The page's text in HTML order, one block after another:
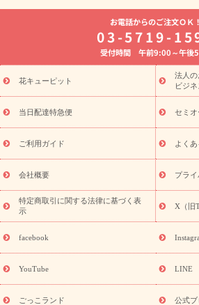
よく贈られる花
お祝いの花特集
8月の誕生花(トルコキキョウ)
開店・開
お供え・お悔やみ お供え・
通夜・葬儀に贈る花
ーブドフラワー
季節のイベント
ひま
特集
お盆 花（新盆・初盆） 季節の
盆・初盆）
お盆 花（新盆・初盆）
お
フト
お盆・お供え プリザーブドフラワー
レゼント特集
夏の花贈り・お中元・暑
敬老の日におくる花ギフト・プレゼント
花ギフト・プレゼント特集
敬老の日 花
老の日 花鉢植えのギフト・プレゼント特集
フト・プレゼント特集
敬老の日の花 全
ペーン
映画『ウォーターガーディアンズ
「きょう誕生日なんです」キャンペーン
誕生日フラワーギフト 誕生日フラワーギ
(トルコキキョウ)
9月の誕生花(リンドウ)
ら探す
お祝いの花特集 当日配達特急
お電話からのご注文ＯＫ！
03-5719-
受付時間 午前9:00～午後
花キューピット
法人
ビジ
当日配達特急便 セミ
ご利用ガイド よく
会社概要 プラ
特定商取引に関する法律に基づく表
示
X（旧
facebook
YouTube LINE
ごっこランド 公式ブ